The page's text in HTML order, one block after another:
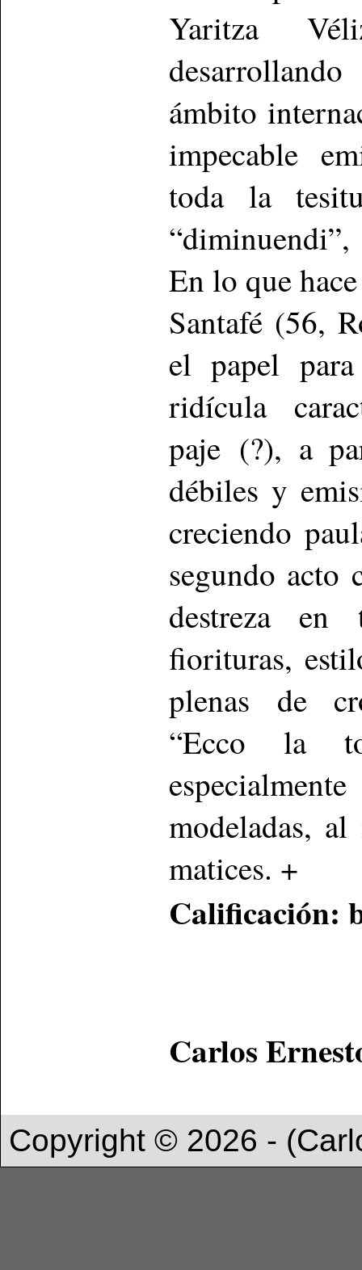
Yaritza
ámbito
impecable
toda la
En lo que
Santafé (56,
el papel
ridícula
paje (?), a
débiles y
creciendo
segundo acto
destreza en
fiorituras,
plenas de
“Ecco la
modeladas,
matices. +
Carlos
Copyright © 2026 -